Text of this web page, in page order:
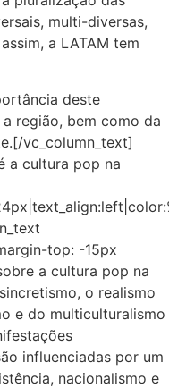
multi-diversas,
a LATAM tem
deste
região, bem como da
vc_column_text]
a cultura pop na
top: -15px
a cultura pop na
o realismo
e do multiculturalismo
influenciadas por um
nacionalismo e